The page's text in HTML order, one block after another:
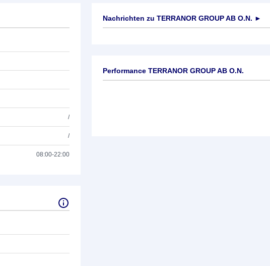
/
/
08:00-22:00
Nachrichten zu TERRANOR GROUP AB O.N. ►
Performance TERRANOR GROUP AB O.N.